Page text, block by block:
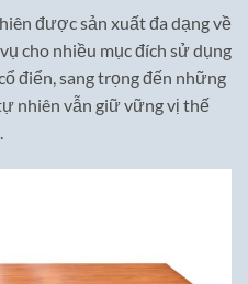
được sản xuất đa dạng về
cho nhiều mục đích sử dụng
điển, sang trọng đến những
nhiên vẫn giữ vững vị thế